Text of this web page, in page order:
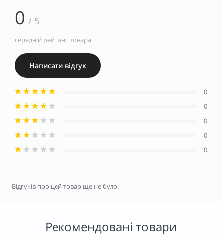
0 / 5
середній рейтинг товара
Написати відгук
0
0
0
0
0
Відгуків про цей товар ще не було.
Рекомендовані товари